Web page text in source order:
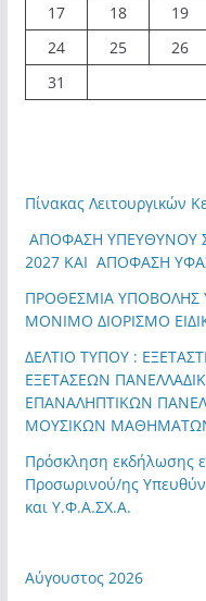
17
18 19
24
25 26
31
Πίνακας Λειτουργικών
ΑΠΟΦΑΣΗ ΥΠΕΥΘΥΝΟΥ
2027 ΚΑΙ ΑΠΟΦΑΣΗ
ΠΡΟΘΕΣΜΙΑ
ΜΟΝΙΜΟ ΔΙΟΡΙΣΜΟ
ΔΕΛΤΙΟ ΤΥΠΟΥ :
ΕΞΕΤΑΣΕΩΝ
ΕΠΑΝΑΛΗΠΤΙΚΩΝ
ΜΟΥΣΙΚΩΝ ΜΑΘΗΜΑΤΩΝ
Πρόσκληση εκδήλωσης
Προσωρινού/ης
και Υ.Φ.Α.ΣΧ.Α.
Αύγουστος 2026